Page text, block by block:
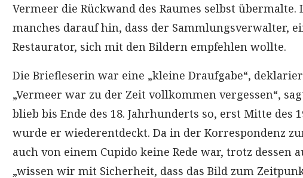
Vermeer die Rückwand des Raumes selbst übermalte.
manches darauf hin, dass der Sammlungsverwalter,
Restaurator, sich mit den Bildern empfehlen wollte.
Die Briefleserin war eine „kleine Draufgabe“,
„Vermeer war zu der Zeit vollkommen vergessen“,
blieb bis Ende des 18. Jahrhunderts so, erst Mitte des
wurde er wiederentdeckt. Da in der Korrespondenz
auch von einem Cupido keine Rede war, trotz dessen
„wissen wir mit Sicherheit, dass das Bild zum